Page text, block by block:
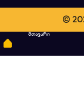
©
მთავარი